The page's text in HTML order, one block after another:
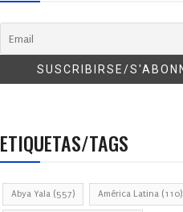
ETIQUETAS/TAGS
Abya Yala (557) América Latina (110)